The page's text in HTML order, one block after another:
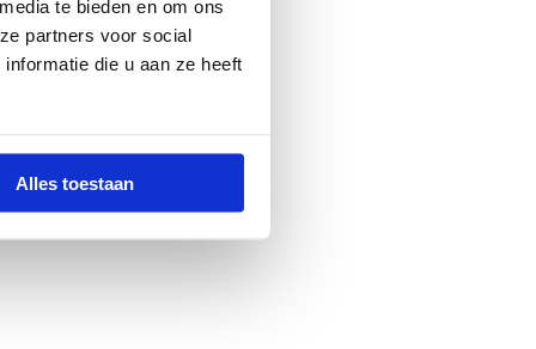
te bieden en om ons
partners voor social
die u aan ze heeft
Alles toestaan